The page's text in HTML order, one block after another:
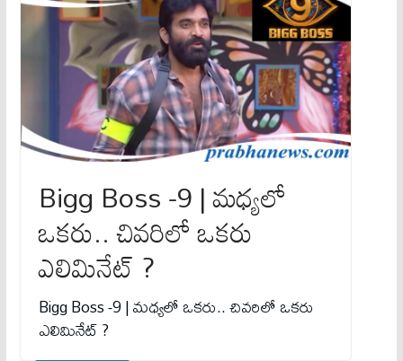
Bigg Boss -9 | మధ్య‌లో
ఒక‌రు.. చివ‌రిలో ఒక‌రు
ఎలిమినేట్ ?
Bigg Boss -9 | మధ్య‌లో ఒక‌రు.. చివ‌రిలో ఒక‌రు
ఎలిమినేట్ ?